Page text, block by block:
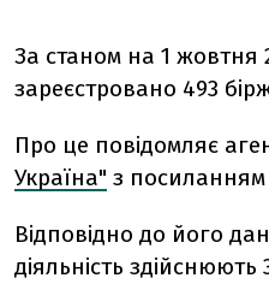
За станом на 1 жовтня
зареєстровано 493
Про це повідомляє
Україна" з
Відповідно до його
діяльність здійснюють